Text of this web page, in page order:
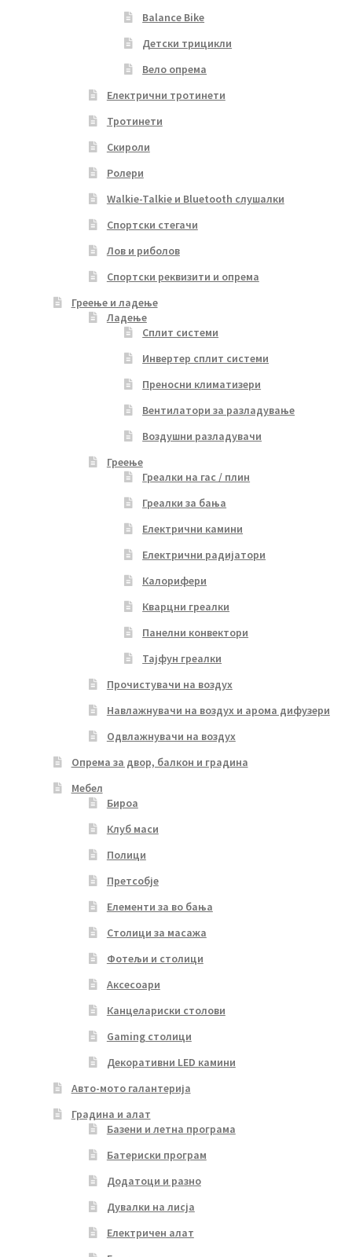
Balance Bike
Детски трицикли
Вело опрема
Електрични тротинети
Тротинети
Скироли
Ролери
Walkie-Talkie и Bluetooth слушалки
Спортски стегачи
Лов и риболов
Спортски реквизити и опрема
Греење и ладење
Ладење
Сплит системи
Инвертер сплит системи
Преносни климатизери
Вентилатори за разладување
Воздушни разладувачи
Греење
Греалки на гас / плин
Греалки за бања
Електрични камини
Електрични радијатори
Калорифери
Кварцни греалки
Панелни конвектори
Тајфун греалки
Прочистувачи на воздух
Навлажнувачи на воздух и арома дифузери
Одвлажнувачи на воздух
Опрема за двор, балкон и градина
Мебел
Бироа
Клуб маси
Полици
Претсобје
Елементи за во бања
Столици за масажа
Фотељи и столици
Аксесоари
Канцелариски столови
Gaming столици
Декоративни LED камини
Авто-мото галантерија
Градина и алат
Базени и летна програма
Батериски програм
Додатоци и разно
Дувалки на лисја
Електричен алат